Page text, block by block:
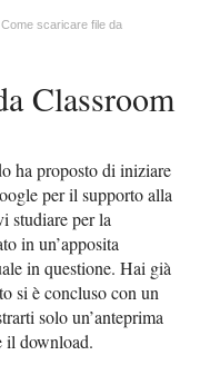
Come scaricare file da
Classroom
ha proposto di iniziare
per il supporto alla
studiare per la
in un’apposita
in questione. Hai già
si è concluso con un
solo un’anteprima
il download.